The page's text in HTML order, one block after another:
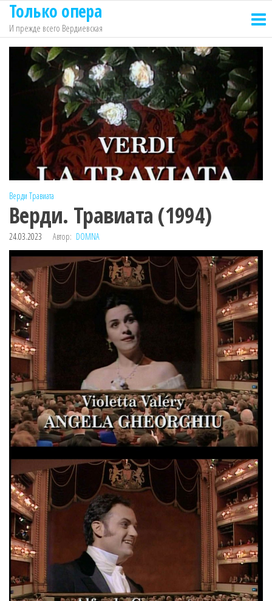
Перейти
содержимому
Только опера
И прежде всего Вердиевская
Верди Травиата
Верди. Травиата (1994)
24.03.2023 Автор: DOMNA